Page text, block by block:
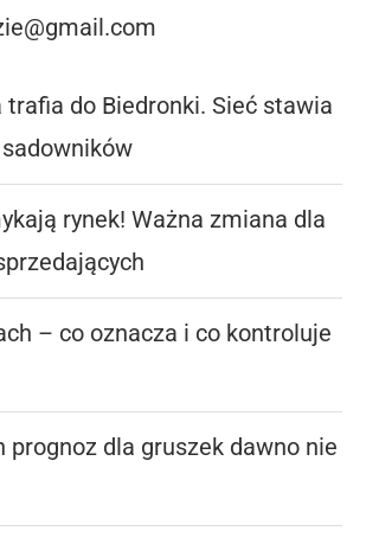
trafia do Biedronki. Sieć stawia
rynek! Ważna zmiana dla
– co oznacza i co kontroluje
prognoz dla gruszek dawno nie